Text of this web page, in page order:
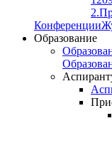
2.
Конференции
Образование